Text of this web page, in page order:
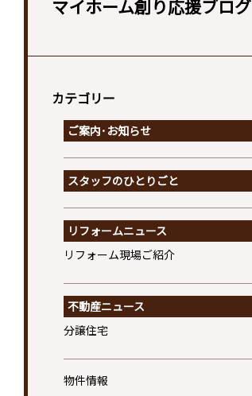
マイホーム創り応援ブログ
カテゴリー
ご案内･お知らせ
スタッフのひとりごと
リフォームニュース
リフォーム現場ご紹介
不動産ニュース
分譲住宅
物件情報